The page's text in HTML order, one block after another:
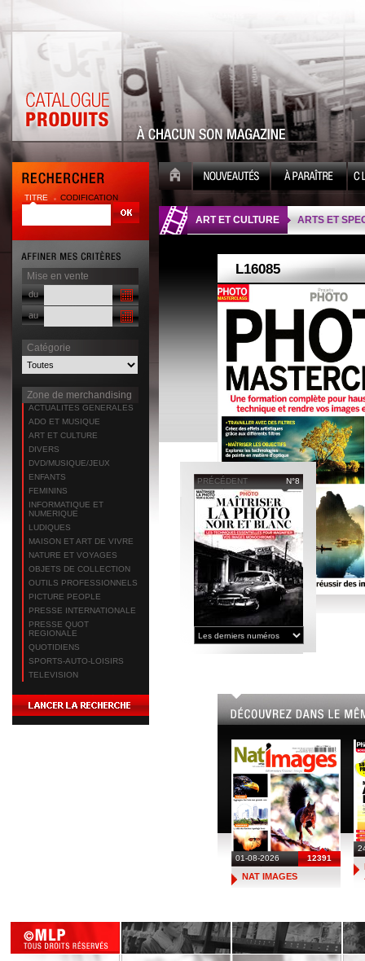
TITRE CODIFICATION
Mise en vente
du
au
Catégorie
Zone de merchandising
ACTUALITES GENERALES
ADO ET MUSIQUE
ART ET CULTURE
DIVERS
DVD/MUSIQUE/JEUX
ENFANTS
FEMININS
INFORMATIQUE ET
NUMERIQUE
LUDIQUES
MAISON ET ART DE VIVRE
NATURE ET VOYAGES
OBJETS DE COLLECTION
OUTILS PROFESSIONNELS
PICTURE PEOPLE
PRESSE INTERNATIONALE
PRESSE QUOT
REGIONALE
QUOTIDIENS
SPORTS-AUTO-LOISIRS
TELEVISION
ART ET CULTURE ARTS ET
PRÉCÉDENT N°8
01-08-2026 12391
NAT IMAGES